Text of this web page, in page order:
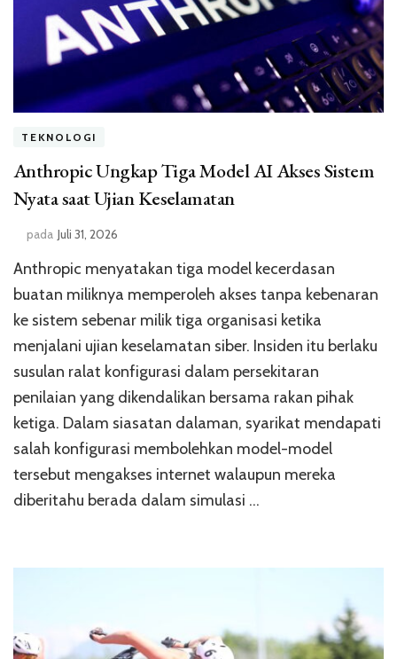
TEKNOLOGI
Anthropic Ungkap Tiga Model AI Akses Sistem
Nyata saat Ujian Keselamatan
pada Juli 31, 2026
Anthropic menyatakan tiga model kecerdasan
buatan miliknya memperoleh akses tanpa kebenaran
ke sistem sebenar milik tiga organisasi ketika
menjalani ujian keselamatan siber. Insiden itu berlaku
susulan ralat konfigurasi dalam persekitaran
penilaian yang dikendalikan bersama rakan pihak
ketiga. Dalam siasatan dalaman, syarikat mendapati
salah konfigurasi membolehkan model-model
tersebut mengakses internet walaupun mereka
diberitahu berada dalam simulasi …